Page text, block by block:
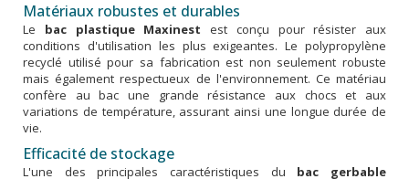
Matériaux robustes et durables
Le bac plastique Maxinest est conçu pour résister aux
conditions d'utilisation les plus exigeantes. Le polypropylène
recyclé utilisé pour sa fabrication est non seulement robuste
mais également respectueux de l'environnement. Ce matériau
confère au bac une grande résistance aux chocs et aux
variations de température, assurant ainsi une longue durée de
vie.
Efficacité de stockage
L'une des principales caractéristiques du bac gerbable